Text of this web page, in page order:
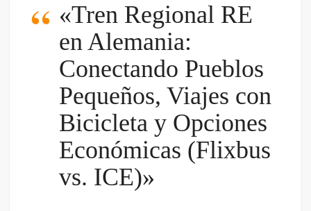
tt
er
c
e
b
o
o
k
at
s
A
p
p
e
gr
a
m
m
bl
r
d
t
m
ar
tir
«Tren Regional RE
en Alemania:
Conectando Pueblos
Pequeños, Viajes con
Bicicleta y Opciones
Económicas (Flixbus
vs. ICE)»